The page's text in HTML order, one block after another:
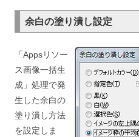
余白の塗り潰し設定
「Appsリソー
ス画像一括生
成」処理で発
生した余白の
塗り潰し方法
を設定しま